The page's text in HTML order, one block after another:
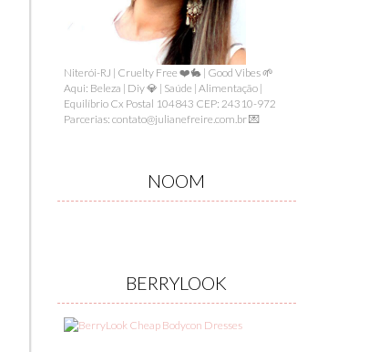
Niterói-RJ | Cruelty Free ❤️🐇 | Good Vibes 🌱
Aqui: Beleza | Diy 💎 | Saúde | Alimentação |
Equilíbrio Cx Postal 104843 CEP: 24310-972
Parcerias: contato@julianefreire.com.br 💌
NOOM
BERRYLOOK